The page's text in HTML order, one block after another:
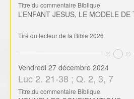
Titre du commentaire Biblique
L’ENFANT JESUS, LE MODELE
Tiré du lecteur de la Bible 2026
Vendredi 27 décembre 2024
Luc 2. 21-38 ; Q. 2, 3, 7
Titre du commentaire Biblique